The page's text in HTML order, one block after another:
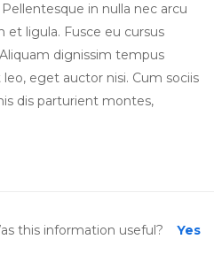
in nulla nec arcu
et ligula. Fusce eu cursus
dignissim tempus
eget auctor nisi. Cum sociis
dis parturient montes,
this information useful? Yes